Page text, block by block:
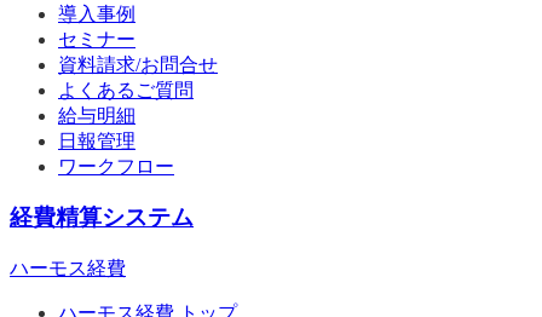
導入事例
セミナー
資料請求/お問合せ
よくあるご質問
給与明細
日報管理
ワークフロー
経費精算システム
ハーモス経費